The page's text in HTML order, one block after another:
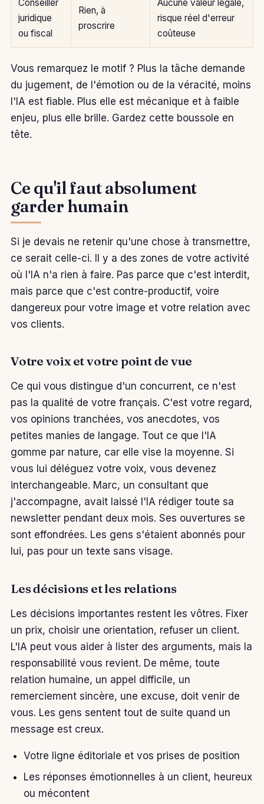
Conseiller
juridique
ou fiscal
Rien, à
proscrire
Aucune valeur légale,
risque réel d'erreur
coûteuse
Vous remarquez le motif ? Plus la tâche demande
du jugement, de l'émotion ou de la véracité, moins
l'IA est fiable. Plus elle est mécanique et à faible
enjeu, plus elle brille. Gardez cette boussole en
tête.
Ce qu'il faut absolument
garder humain
Si je devais ne retenir qu'une chose à transmettre,
ce serait celle-ci. Il y a des zones de votre activité
où l'IA n'a rien à faire. Pas parce que c'est interdit,
mais parce que c'est contre-productif, voire
dangereux pour votre image et votre relation avec
vos clients.
Votre voix et votre point de vue
Ce qui vous distingue d'un concurrent, ce n'est
pas la qualité de votre français. C'est votre regard,
vos opinions tranchées, vos anecdotes, vos
petites manies de langage. Tout ce que l'IA
gomme par nature, car elle vise la moyenne. Si
vous lui déléguez votre voix, vous devenez
interchangeable. Marc, un consultant que
j'accompagne, avait laissé l'IA rédiger toute sa
newsletter pendant deux mois. Ses ouvertures se
sont effondrées. Les gens s'étaient abonnés pour
lui, pas pour un texte sans visage.
Les décisions et les relations
Les décisions importantes restent les vôtres. Fixer
un prix, choisir une orientation, refuser un client.
L'IA peut vous aider à lister des arguments, mais la
responsabilité vous revient. De même, toute
relation humaine, un appel difficile, un
remerciement sincère, une excuse, doit venir de
vous. Les gens sentent tout de suite quand un
message est creux.
Votre ligne éditoriale et vos prises de position
Les réponses émotionnelles à un client, heureux
ou mécontent